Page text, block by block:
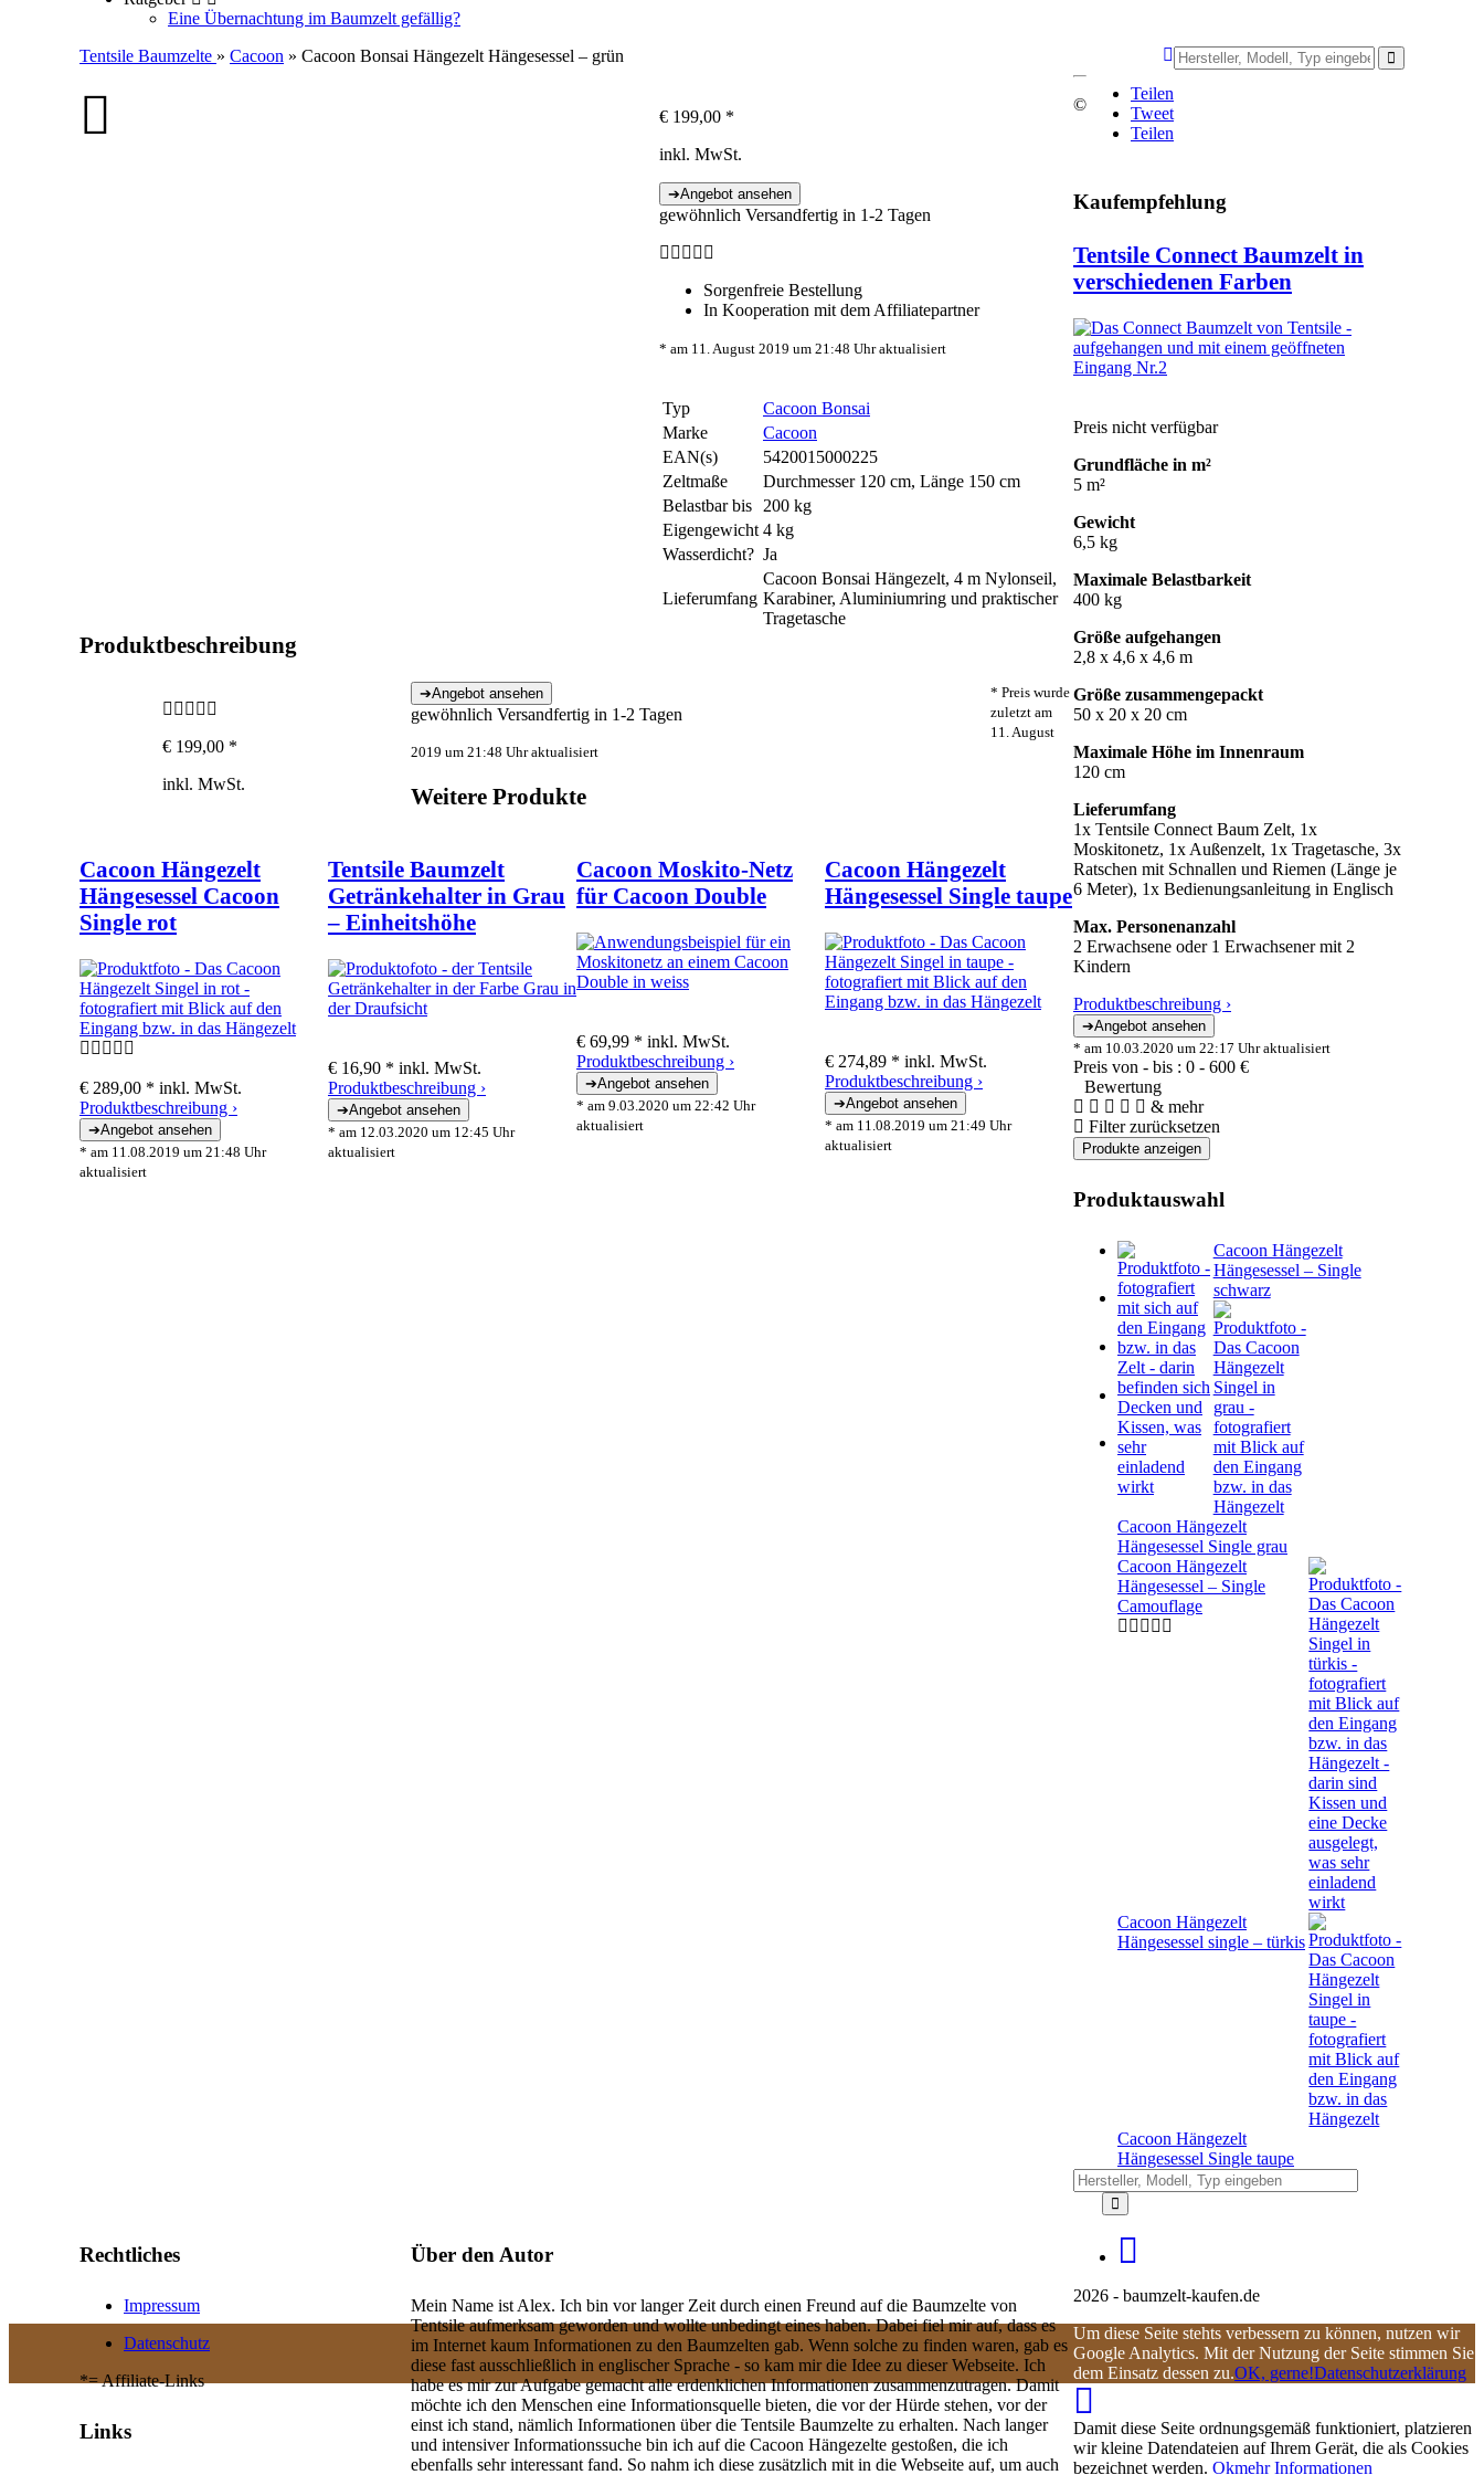
Eine Übernachtung im Baumzelt gefällig?
Tentsile Baumzelte » Cacoon » Cacoon Bonsai Hängezelt Hängesessel – grün
Teilen
Tweet
Teilen
€199,00*
inkl. MwSt.
gewöhnlich Versandfertig in 1-2 Tagen
Sorgenfreie Bestellung
In Kooperation mit dem Affiliatepartner
* am 11. August 2019 um 21:48 Uhr aktualisiert
Typ
Cacoon Bonsai
Marke
Cacoon
EAN(s)
5420015000225
Zeltmaße
Durchmesser 120 cm, Länge 150 cm
Belastbar bis
200 kg
Eigengewicht 4 kg
Wasserdicht? Ja
Lieferumfang
Cacoon Bonsai Hängezelt, 4 m Nylonseil,
Karabiner, Aluminiumring und praktischer
Tragetasche
Produktbeschreibung
€ 199,00 *
inkl. MwSt.
gewöhnlich Versandfertig in 1-2 Tagen
* Preis wurde
zuletzt am
11. August
2019 um 21:48 Uhr aktualisiert
Weitere Produkte
Cacoon Hängezelt
Hängesessel Cacoon
Single rot
€ 289,00 * inkl. MwSt.
Produktbeschreibung ›
* am 11.08.2019 um 21:48 Uhr
aktualisiert
Tentsile Baumzelt
Getränkehalter in Grau
– Einheitshöhe
€ 16,90 * inkl. MwSt.
Produktbeschreibung ›
* am 12.03.2020 um 12:45 Uhr
aktualisiert
Cacoon Moskito-Netz
für Cacoon Double
€ 69,99 * inkl. MwSt.
Produktbeschreibung ›
* am 9.03.2020 um 22:42 Uhr
aktualisiert
Cacoon Hängezelt
Hängesessel Single taupe
€ 274,89 * inkl. MwSt.
Produktbeschreibung ›
* am 11.08.2019 um 21:49 Uhr
aktualisiert
Kaufempfehlung
Tentsile Connect Baumzelt in
verschiedenen Farben
Preis nicht verfügbar
Grundfläche in m²
5 m²
Gewicht
6,5 kg
Maximale Belastbarkeit
400 kg
Größe aufgehangen
2,8 x 4,6 x 4,6 m
Größe zusammengepackt
50 x 20 x 20 cm
Maximale Höhe im Innenraum
120 cm
Lieferumfang
1x Tentsile Connect Baum Zelt, 1x
Moskitonetz, 1x Außenzelt, 1x Tragetasche, 3x
Ratschen mit Schnallen und Riemen (Länge je
6 Meter), 1x Bedienungsanleitung in Englisch
Max. Personenanzahl
2 Erwachsene oder 1 Erwachsener mit 2
Kindern
Produktbeschreibung ›
* am 10.03.2020 um 22:17 Uhr aktualisiert
Preis von - bis : 0 - 600 €
Bewertung
& mehr
Filter zurücksetzen
Produktauswahl
Cacoon Hängezelt
Hängesessel – Single
schwarz
Cacoon Hängezelt
Hängesessel Single grau
Cacoon Hängezelt
Hängesessel – Single
Camouflage
Cacoon Hängezelt
Hängesessel single – türkis
Cacoon Hängezelt
Hängesessel Single taupe
Rechtliches
Impressum
Datenschutz
*= Affiliate-Links
Links
Über den Autor
Mein Name ist Alex. Ich bin vor langer Zeit durch einen Freund auf die Baumzelte von
Tentsile aufmerksam geworden und wollte unbedingt eines haben. Dabei fiel mir auf, dass es
im Internet kaum Informationen zu den Baumzelten gab. Wenn solche zu finden waren, gab es
diese fast ausschließlich in englischer Sprache - so kam mir die Idee zu dieser Webseite. Ich
habe es mir zur Aufgabe gemacht alle erdenklichen Informationen zusammenzutragen. Damit
möchte ich den Menschen eine Informationsquelle bieten, die vor der Hürde stehen, vor der
einst ich stand, nämlich Informationen über die Tentsile Baumzelte zu erhalten. Nach langer
und intensiver Informationssuche bin ich auf die Cacoon Hängezelte gestoßen, die ich
ebenfalls sehr interessant fand. So nahm ich diese zusätzlich mit in die Webseite auf, um auch
©
2026 - baumzelt-kaufen.de
Um diese Seite stehts verbessern zu können, nutzen wir
Google Analytics. Mit der Nutzung der Seite stimmen Sie
dem Einsatz dessen zu.OK, gerne!Datenschutzerklärung
Damit diese Seite ordnungsgemäß funktioniert, platzieren
wir kleine Datendateien auf Ihrem Gerät, die als Cookies
bezeichnet werden. Okmehr Informationen